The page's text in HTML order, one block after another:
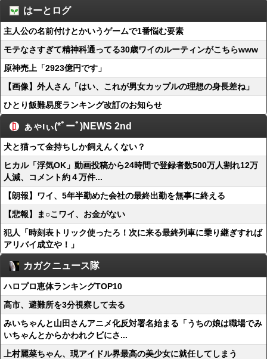
はーとログ
主人公の名前付けとかいうゲームで1番悩む要素
モテなさすぎて精神科通ってる30歳ワイのルーティンがこちらwww
原神売上「2923億円です」
【画像】外人さん「はい、これが男女カップルの理想の身長差ね」
ひとり飯難易度ランキング改訂のお知らせ
ぁゃιぃ(*ﾟーﾟ)NEWS 2nd
犬と猫って金持ちしか飼えんくない？
ヒカル「浮気OK」動画投稿から24時間で登録者数500万人割れ12万
人減、コメント約４万件...
【朗報】ワイ、5年半勤めた会社の最終出勤を無事に終える
【悲報】ま○こワイ、お金がない
犯人「時刻表トリック使ったろ！次に来る最終列車に乗り継ぎすれば
アリバイ成立や！」
カガクニュース隊
ハロプロ恵体ランキングTOP10
高市、避難所を3分視察して去る
みいちゃんと山田さんアニメ化反対署名始まる「うちの娘は職場でみ
いちゃんとからかわれクビにさ...
上村麗菜ちゃん、現アイドル界最高の美少女に就任してしまう